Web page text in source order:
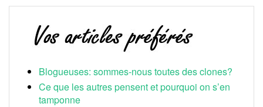
Blogueuses: sommes-nous toutes des clones?
Ce que les autres pensent et pourquoi on s’en
tamponne